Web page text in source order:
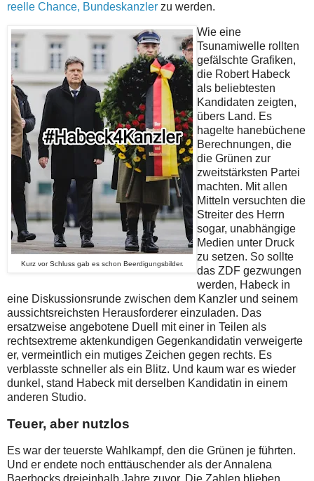
reelle Chance, Bundeskanzler zu werden.
Kurz vor Schluss gab es schon Beerdigungsbilder.
Wie eine
Tsunamiwelle rollten
gefälschte Grafiken,
die Robert Habeck
als beliebtesten
Kandidaten zeigten,
übers Land. Es
hagelte hanebüchene
Berechnungen, die
die Grünen zur
zweitstärksten Partei
machten. Mit allen
Mitteln versuchten die
Streiter des Herrn
sogar, unabhängige
Medien unter Druck
zu setzen. So sollte
das ZDF gezwungen
werden, Habeck in
eine Diskussionsrunde zwischen dem Kanzler und seinem
aussichtsreichsten Herausforderer einzuladen. Das
ersatzweise angebotene Duell mit einer in Teilen als
rechtsextreme aktenkundigen Gegenkandidatin verweigerte
er, vermeintlich ein mutiges Zeichen gegen rechts. Es
verblasste schneller als ein Blitz. Und kaum war es wieder
dunkel, stand Habeck mit derselben Kandidatin in einem
anderen Studio.
Teuer, aber nutzlos
Es war der teuerste Wahlkampf, den die Grünen je führten.
Und er endete noch enttäuschender als der Annalena
Baerbocks dreieinhalb Jahre zuvor. Die Zahlen blieben